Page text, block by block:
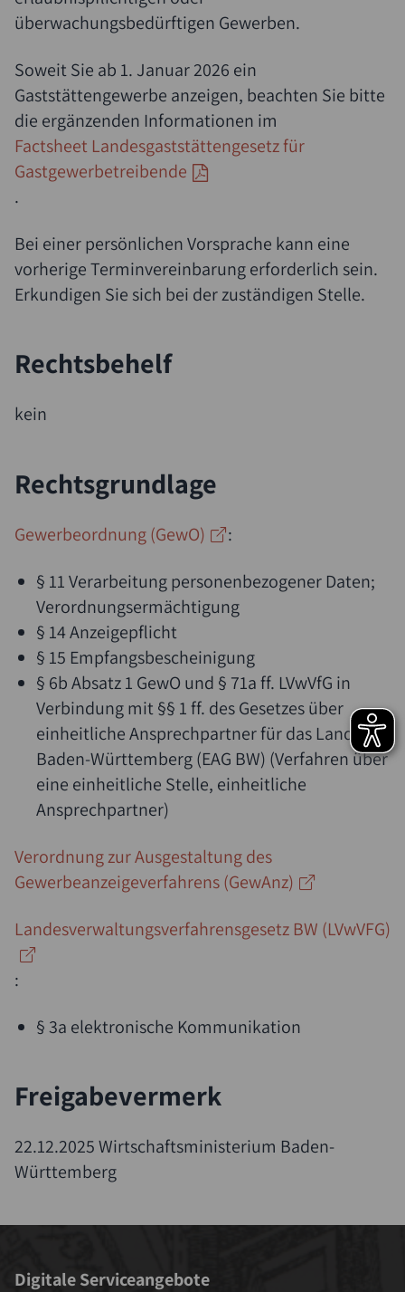
überwachungsbedürftigen Gewerben.
Soweit Sie ab 1. Januar 2026 ein
Gaststättengewerbe anzeigen, beachten Sie bitte
die ergänzenden Informationen im
Factsheet Landesgaststättengesetz für
Gastgewerbetreibende
.
Bei einer persönlichen Vorsprache kann eine
vorherige Terminvereinbarung erforderlich sein.
Erkundigen Sie sich bei der zuständigen Stelle.
Rechtsbehelf
kein
Rechtsgrundlage
Gewerbeordnung (GewO)
:
§ 11 Verarbeitung personenbezogener Daten;
Verordnungsermächtigung
§ 14 Anzeigepflicht
§ 15 Empfangsbescheinigung
§ 6b Absatz 1 GewO und § 71a ff. LVwVfG in
Verbindung mit§§ 1 ff. des Gesetzes über
einheitliche Ansprechpartner für das Land
Baden-Württemberg (EAG BW) (Verfahren über
eine einheitliche Stelle, einheitliche
Ansprechpartner)
Verordnung zur Ausgestaltung des
Gewerbeanzeigeverfahrens (GewAnz)
Landesverwaltungsverfahrensgesetz BW (LVwVFG)
:
§ 3a elektronische Kommunikation
Freigabevermerk
22.12.2025 Wirtschaftsministerium Baden-
Württemberg
Digitale Serviceangebote